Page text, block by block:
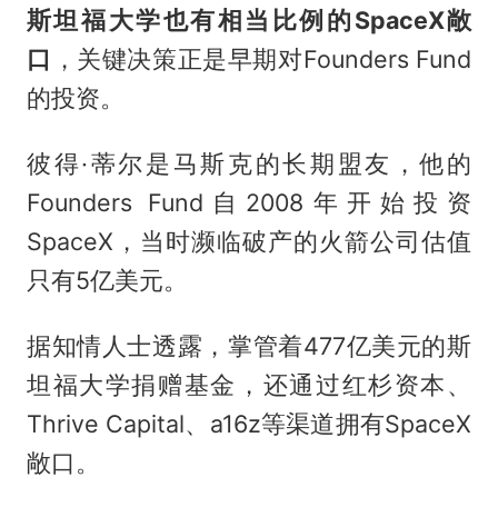
斯坦福大学也有相当比例的SpaceX敞
口 ，关键决策正是早期对Founders Fund
的投资。
彼得·蒂尔是马斯克的长期盟友，他的
Founders Fund自2008年开始投资
SpaceX，当时濒临破产的火箭公司估值
只有5亿美元。
据知情人士透露，掌管着477亿美元的斯
坦福大学捐赠基金，还通过红杉资本、
Thrive Capital、a16z等渠道拥有SpaceX
敞口。